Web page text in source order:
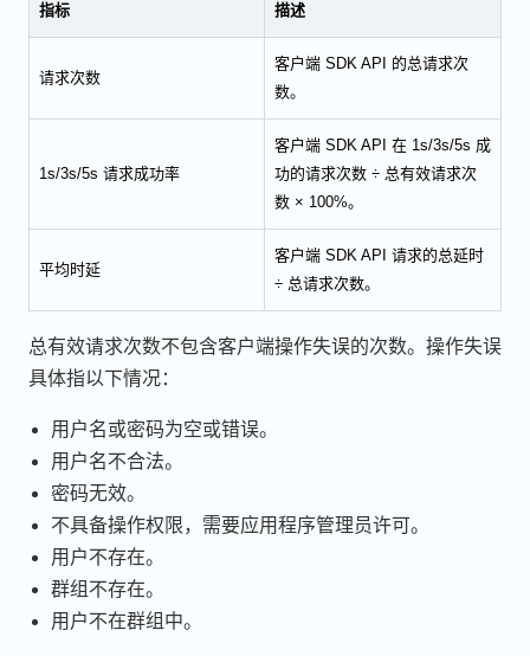
指标 描述
请求次数
客户端 SDK API 的总请求次
数。
1s/3s/5s 请求成功率
客户端 SDK API 在 1s/3s/5s 成
功的请求次数 ÷ 总有效请求次
数 × 100%。
平均时延
客户端 SDK API 请求的总延时
÷ 总请求次数。
总有效请求次数不包含客户端操作失误的次数。操作失误
具体指以下情况：
用户名或密码为空或错误。
用户名不合法。
密码无效。
不具备操作权限，需要应用程序管理员许可。
用户不存在。
群组不存在。
用户不在群组中。